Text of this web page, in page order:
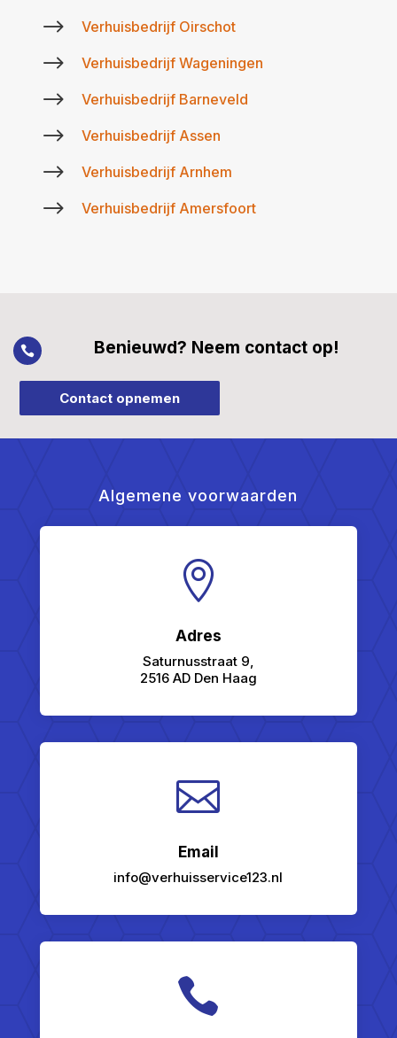
$ Verhuisbedrijf Oirschot
$ Verhuisbedrijf Wageningen
$ Verhuisbedrijf Barneveld
$ Verhuisbedrijf Assen
$ Verhuisbedrijf Arnhem
$ Verhuisbedrijf Amersfoort
 Benieuwd? Neem contact op!
Contact opnemen
Algemene voorwaarden

Adres
Saturnusstraat 9,
2516 AD Den Haag

Email
info@verhuisservice123.nl
